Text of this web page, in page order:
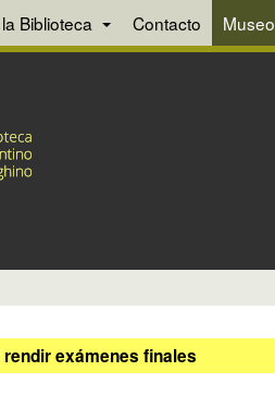
Biblioteca Contacto Museo
exámenes finales